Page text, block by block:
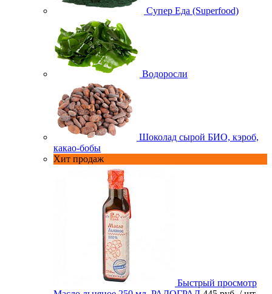
Супер Еда (Superfood)
Водоросли
Шоколад сырой БИО, кэроб,
какао-бобы
Хит продаж
Быстрый просмотр